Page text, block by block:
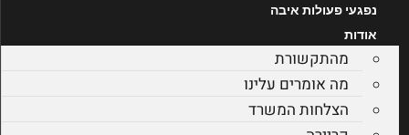
נפגעי פעולות איבה
אודות
מהתקשורת
מה אומרים עלינו
הצלחות המשרד